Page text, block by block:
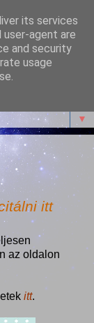
Mosollyal,
▼
itt
az oldalon
itt.
its services
user-agent are
and security
usage